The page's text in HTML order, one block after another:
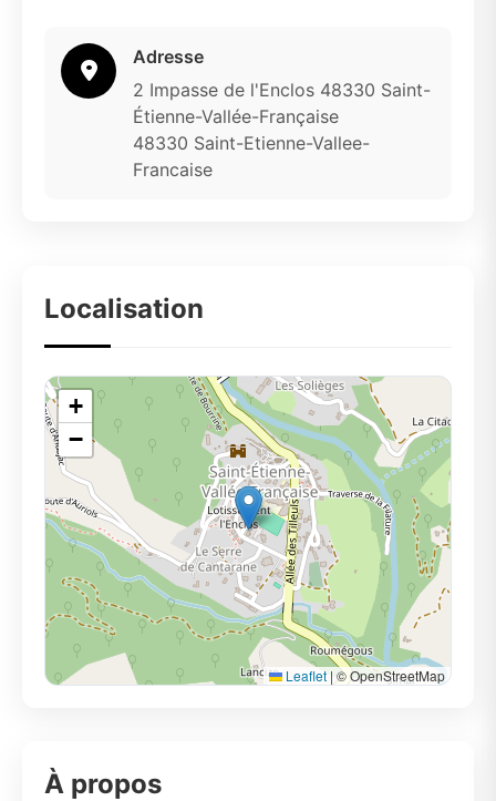
Adresse
2 Impasse de l'Enclos 48330 Saint-
Étienne-Vallée-Française
48330 Saint-Etienne-Vallee-
Francaise
Localisation
+
−
Leaflet | © OpenStreetMap
À propos